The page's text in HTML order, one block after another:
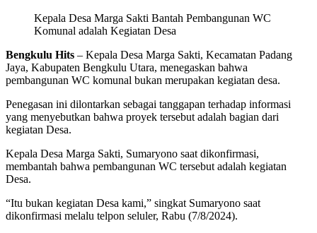
Kepala Desa Marga Sakti Bantah Pembangunan WC
Komunal adalah Kegiatan Desa
Bengkulu Hits – Kepala Desa Marga Sakti, Kecamatan Padang
Jaya, Kabupaten Bengkulu Utara, menegaskan bahwa
pembangunan WC komunal bukan merupakan kegiatan desa.
Penegasan ini dilontarkan sebagai tanggapan terhadap informasi
yang menyebutkan bahwa proyek tersebut adalah bagian dari
kegiatan Desa.
Kepala Desa Marga Sakti, Sumaryono saat dikonfirmasi,
membantah bahwa pembangunan WC tersebut adalah kegiatan
Desa.
“Itu bukan kegiatan Desa kami,” singkat Sumaryono saat
dikonfirmasi melalu telpon seluler, Rabu (7/8/2024).